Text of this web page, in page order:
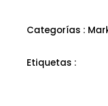
Categorías :
Etiquetas :